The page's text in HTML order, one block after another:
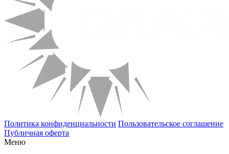
Политика конфиденциальности Пользовательское соглашение
Публичная оферта
Меню